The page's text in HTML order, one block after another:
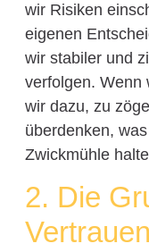
wir Risiken
eigenen
wir stabiler und
verfolgen. Wenn
wir dazu, zu
überdenken,
Zwickmühle
2. Die